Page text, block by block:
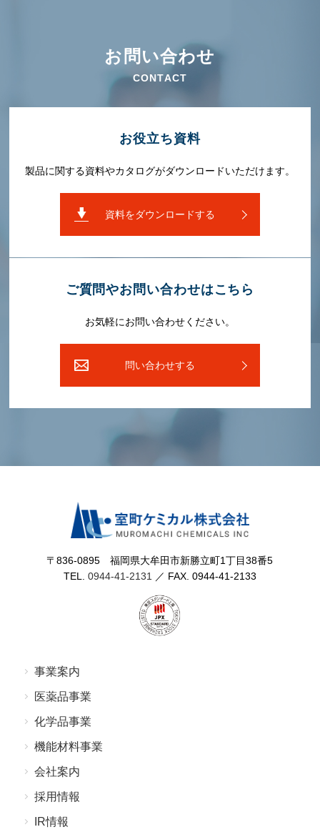
お問い合わせ
CONTACT
お役⽴ち資料
製品に関する資料やカタログがダウンロードいただけます。
資料をダウンロードする
ご質問やお問い合わせはこちら
お気軽にお問い合わせください。
問い合わせする
〒836-0895 福岡県⼤牟⽥市新勝⽴町1丁⽬38番5
TEL. 0944-41-2131 ／ FAX. 0944-41-2133
事業案内
医薬品事業
化学品事業
機能材料事業
会社案内
採⽤情報
IR情報